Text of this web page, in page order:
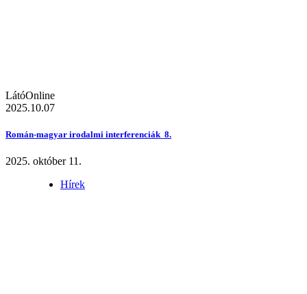
LátóOnline
2025.10.07
Román-magyar irodalmi interferenciák 8.
2025. október 11.
Hírek